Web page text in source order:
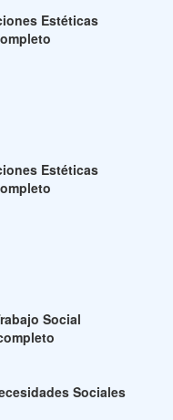
Estéticas
Estéticas
Social
Sociales